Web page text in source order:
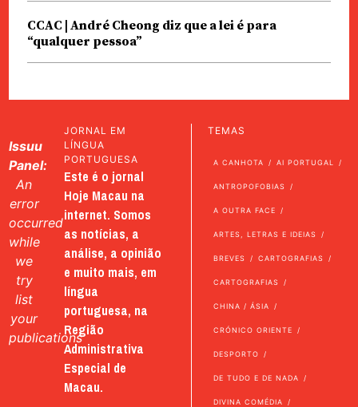
CCAC | André Cheong diz que a lei é para
“qualquer pessoa”
Issuu
Panel:
An
error
occurred
while
we
try
list
your
publications
JORNAL EM
LÍNGUA
PORTUGUESA
Este é o jornal
Hoje Macau na
internet. Somos
as notícias, a
análise, a opinião
e muito mais, em
língua
portuguesa, na
Região
Administrativa
Especial de
Macau.
TEMAS
A CANHOTA AI PORTUGAL
ANTROPOFOBIAS
A OUTRA FACE
ARTES, LETRAS E IDEIAS
BREVES CARTOGRAFIAS
CARTOGRAFIAS
CHINA / ÁSIA
CRÓNICO ORIENTE
DESPORTO
DE TUDO E DE NADA
DIVINA COMÉDIA